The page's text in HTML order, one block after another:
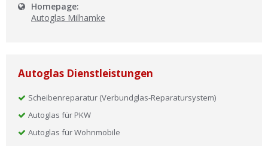
Homepage:
Autoglas Milhamke
Autoglas Dienstleistungen
Scheibenreparatur (Verbundglas-Reparatursystem)
Autoglas für PKW
Autoglas für Wohnmobile